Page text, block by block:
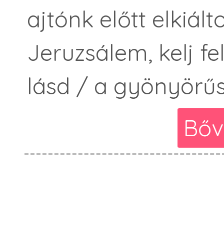
ajtónk előtt
Jeruzsálem, kelj
lásd / a